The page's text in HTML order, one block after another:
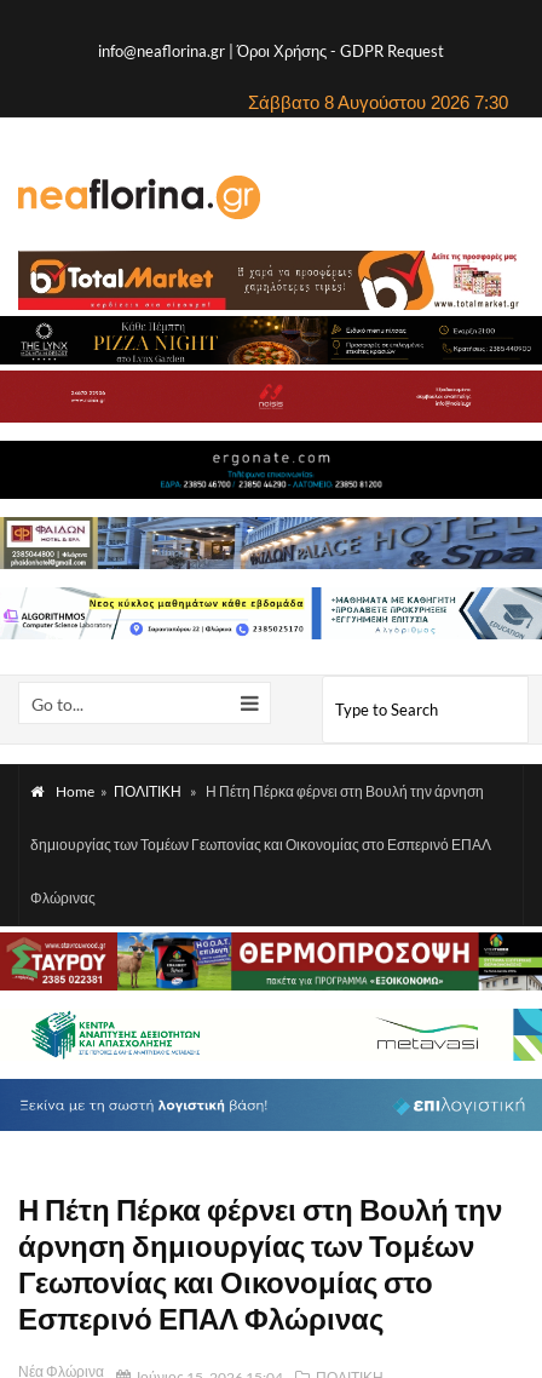
info@neaflorina.gr |Όροι Χρήσης- GDPR Request
Σάββατο 8 Αυγούστου 2026 7:30
Go to...
Home » ΠΟΛΙΤΙΚΗ » Η Πέτη Πέρκα φέρνει στη Βουλή την άρνηση
δημιουργίας των Τομέων Γεωπονίας και Οικονομίας στο Εσπερινό ΕΠΑΛ
Φλώρινας
Η Πέτη Πέρκα φέρνει στη Βουλή την
άρνηση δημιουργίας των Τομέων
Γεωπονίας και Οικονομίας στο
Εσπερινό ΕΠΑΛ Φλώρινας
Νέα Φλώρινα